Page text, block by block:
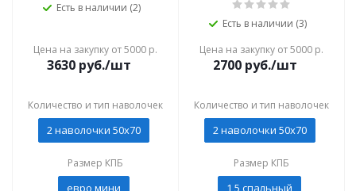
Есть в наличии (2)
Цена на закупку от 5000 р.
3630 руб./шт
Количество и тип наволочек
2 наволочки 50x70
Размер КПБ
евро мини
Есть в наличии (3)
Цена на закупку от 5000 р.
2700 руб./шт
Количество и тип наволочек
2 наволочки 50x70
Размер КПБ
1,5 спальный